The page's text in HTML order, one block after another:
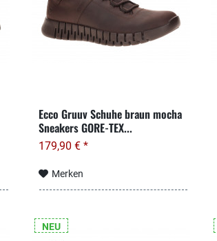
Ecco Gruuv Schuhe braun mocha
Sneakers GORE-TEX...
179,90 € *
Merken
NEU